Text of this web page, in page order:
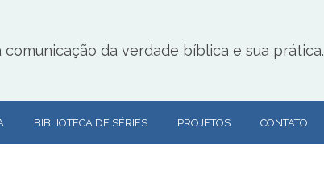
da verdade bíblica e sua prática.
BIBLIOTECA DE SÉRIES PROJETOS CONTATO